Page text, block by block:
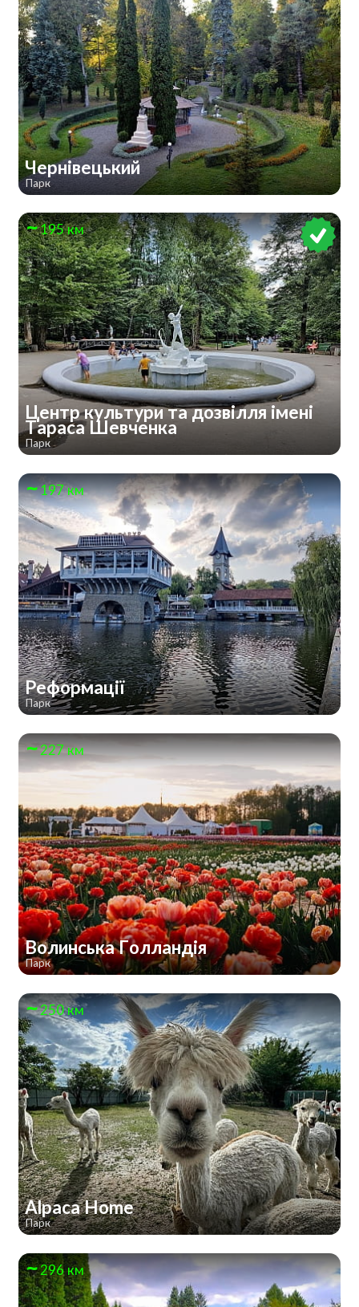
Чернівецький
Парк
195 км
Центр культури та дозвілля імені
Тараса Шевченка
Парк
197 км
Реформації
Парк
227 км
Волинська Голландія
Парк
250 км
Alpaca Home
Парк
296 км